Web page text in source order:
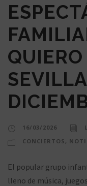
QUIERO
16/03/2026
CONCIERTOS ,
El popular grupo
lleno de música,